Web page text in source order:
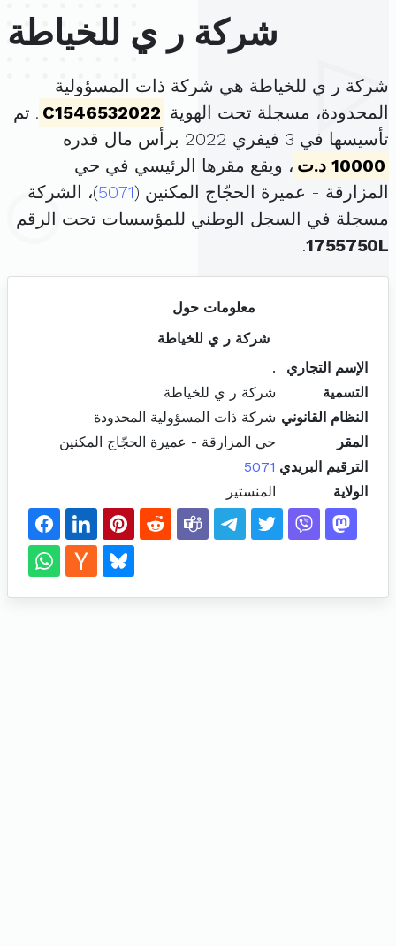
شركة ر ي للخياطة
شركة ر ي للخياطة هي شركة ذات المسؤولية
المحدودة، مسجلة تحت الهوية C1546532022 . تم
تأسيسها في 3 فيفري 2022 برأس مال قدره
10000 د.ت
، ويقع مقرها الرئيسي في حي
المزارقة - عميرة الحجّاج المكنين (5071)، الشركة
مسجلة في السجل الوطني للمؤسسات تحت الرقم
1755750L
.
معلومات حول
شركة ر ي للخياطة
الإسم التجاري
.
التسمية
شركة ر ي للخياطة
النظام القانوني شركة ذات المسؤولية المحدودة
المقر
حي المزارقة - عميرة الحجّاج المكنين
الترقيم البريدي 5071
الولاية
المنستير